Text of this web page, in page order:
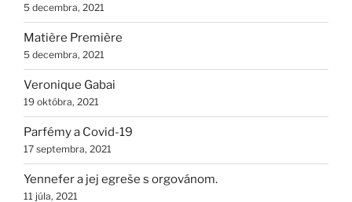
5 decembra, 2021
Matière Première
5 decembra, 2021
Veronique Gabai
19 októbra, 2021
Parfémy a Covid-19
17 septembra, 2021
Yennefer a jej egreše s orgovánom.
11 júla, 2021